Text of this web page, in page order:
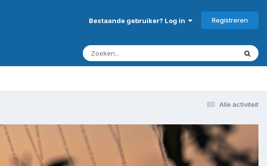
Bestaande gebruiker? Log in Registreren
Alle activiteit